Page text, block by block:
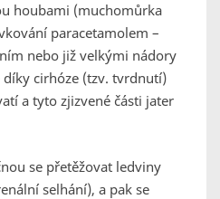
houbami (muchomůrka
paracetamolem –
nebo již velkými nádory
cirhóze (tzv. tvrdnutí)
a tyto zjizvené části jater
se přetěžovat ledviny
selhání), a pak se